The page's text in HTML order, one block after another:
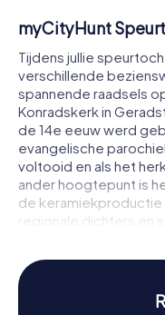
myCityHunt
Tijdens jullie
verschillende
spannende raadsels
Konradskerk in
de 14e eeuw werd
evangelische
voltooid en als het
ander hoogtepunt is
de keramiekproductie
regionale dichters en
niet alleen dichter bij
geschiedenis en
Speurtocht in